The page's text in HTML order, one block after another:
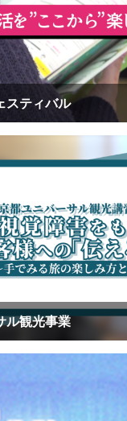
スティバル
ル観光事業